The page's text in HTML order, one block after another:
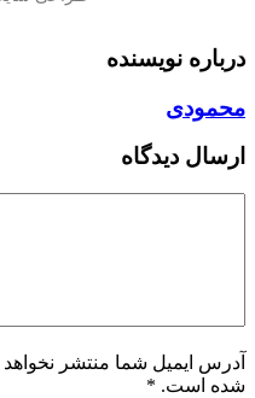
درباره نویسنده
محمودی
ارسال دیدگاه
آدرس ایمیل شما منتشر
شده است. *